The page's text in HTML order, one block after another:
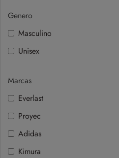
Genero
Masculino
Unisex
Marcas
Everlast
Proyec
Adidas
Kimura